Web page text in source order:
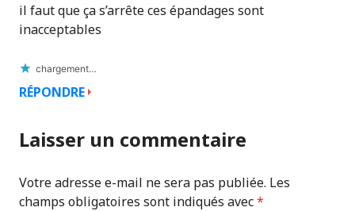
il faut que ça s’arrête ces épandages sont
inacceptables
chargement…
RÉPONDRE
Laisser un commentaire
Votre adresse e-mail ne sera pas publiée. Les
champs obligatoires sont indiqués avec*